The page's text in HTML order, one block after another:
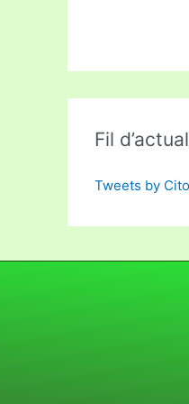
Fil
Tweets by